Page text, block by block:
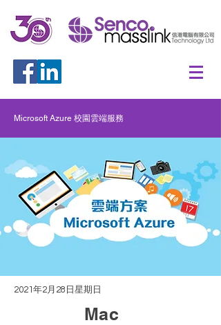
Microsoft Azure 校園雲端服務
2021年2月28日星期日
Mac